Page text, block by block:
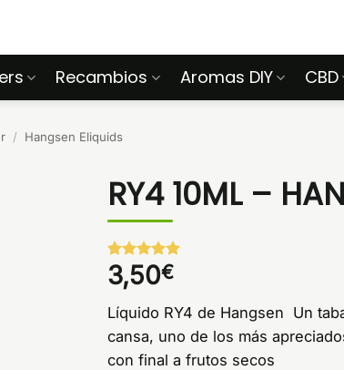
Recambios Aromas DIY CBD
/ Hangsen Eliquids
RY4 10ML –
Valorado
con5de 5
1
valoración
cliente
3,50€
Líquido RY4 de Hangsen Un
cansa, uno de los más
con final a frutos secos